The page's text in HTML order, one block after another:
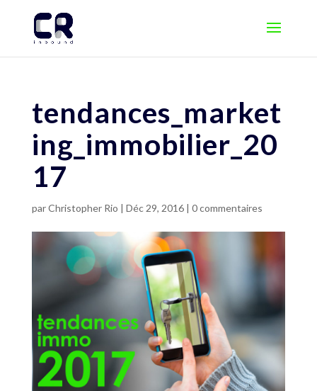
tendances_market
ing_immobilier_20
17
parChristopher Rio | Déc 29, 2016| 0 commentaires